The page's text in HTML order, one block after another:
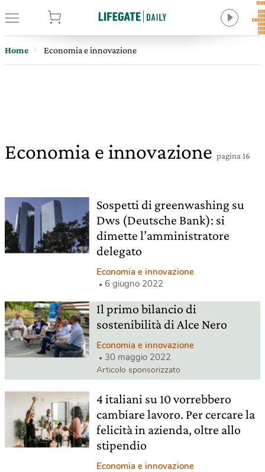
Home Economia e innovazione
Economia e innovazione pagina 16
Sospetti di greenwashing su
Dws (Deutsche Bank): si
dimette l’amministratore
delegato
Economia e innovazione
6 giugno 2022
Il primo bilancio di
sostenibilità di Alce Nero
Economia e innovazione
30 maggio 2022
Articolo sponsorizzato
4 italiani su 10 vorrebbero
cambiare lavoro. Per cercare la
felicità in azienda, oltre allo
stipendio
Economia e innovazione